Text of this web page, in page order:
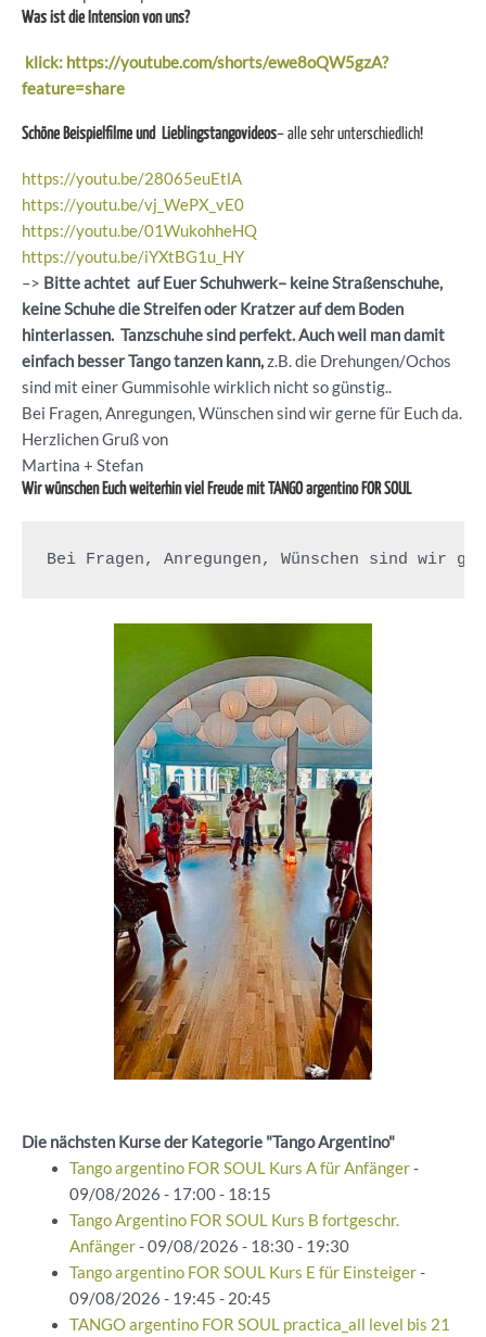
Was ist die Intension von uns?
klick: https://youtube.com/shorts/ewe8oQW5gzA?
feature=share
Schöne Beispielfilme und Lieblingstangovideos– alle sehr unterschiedlich!
https://youtu.be/28065euEtlA
https://youtu.be/vj_WePX_vE0
https://youtu.be/01WukohheHQ
https://youtu.be/iYXtBG1u_HY
–> Bitte achtet auf Euer Schuhwerk– keine Straßenschuhe,
keine Schuhe die Streifen oder Kratzer auf dem Boden
hinterlassen. Tanzschuhe sind perfekt. Auch weil man damit
einfach besser Tango tanzen kann,z.B. die Drehungen/Ochos
sind mit einer Gummisohle wirklich nicht so günstig..
Bei Fragen, Anregungen, Wünschen sind wir gerne für Euch da.
Herzlichen Gruß von
Martina + Stefan
Wir wünschen Euch weiterhin viel Freude mit TANGO argentino FOR SOUL
Bei Fragen, Anregungen, Wünschen sind wir
Die nächsten Kurse der Kategorie "Tango Argentino"
Tango argentino FOR SOUL Kurs A für Anfänger-
09/08/2026 - 17:00 - 18:15
Tango Argentino FOR SOUL Kurs B fortgeschr.
Anfänger- 09/08/2026 - 18:30 - 19:30
Tango argentino FOR SOUL Kurs E für Einsteiger-
09/08/2026 - 19:45 - 20:45
TANGO argentino FOR SOUL practica_all level bis 21